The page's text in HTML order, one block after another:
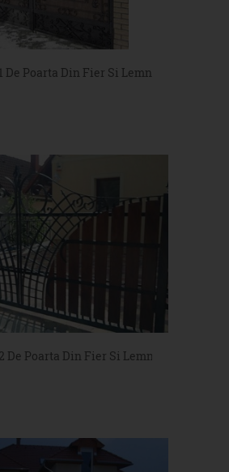
De Poarta Din Fier Si Lemn
De Poarta Din Fier Si Lemn